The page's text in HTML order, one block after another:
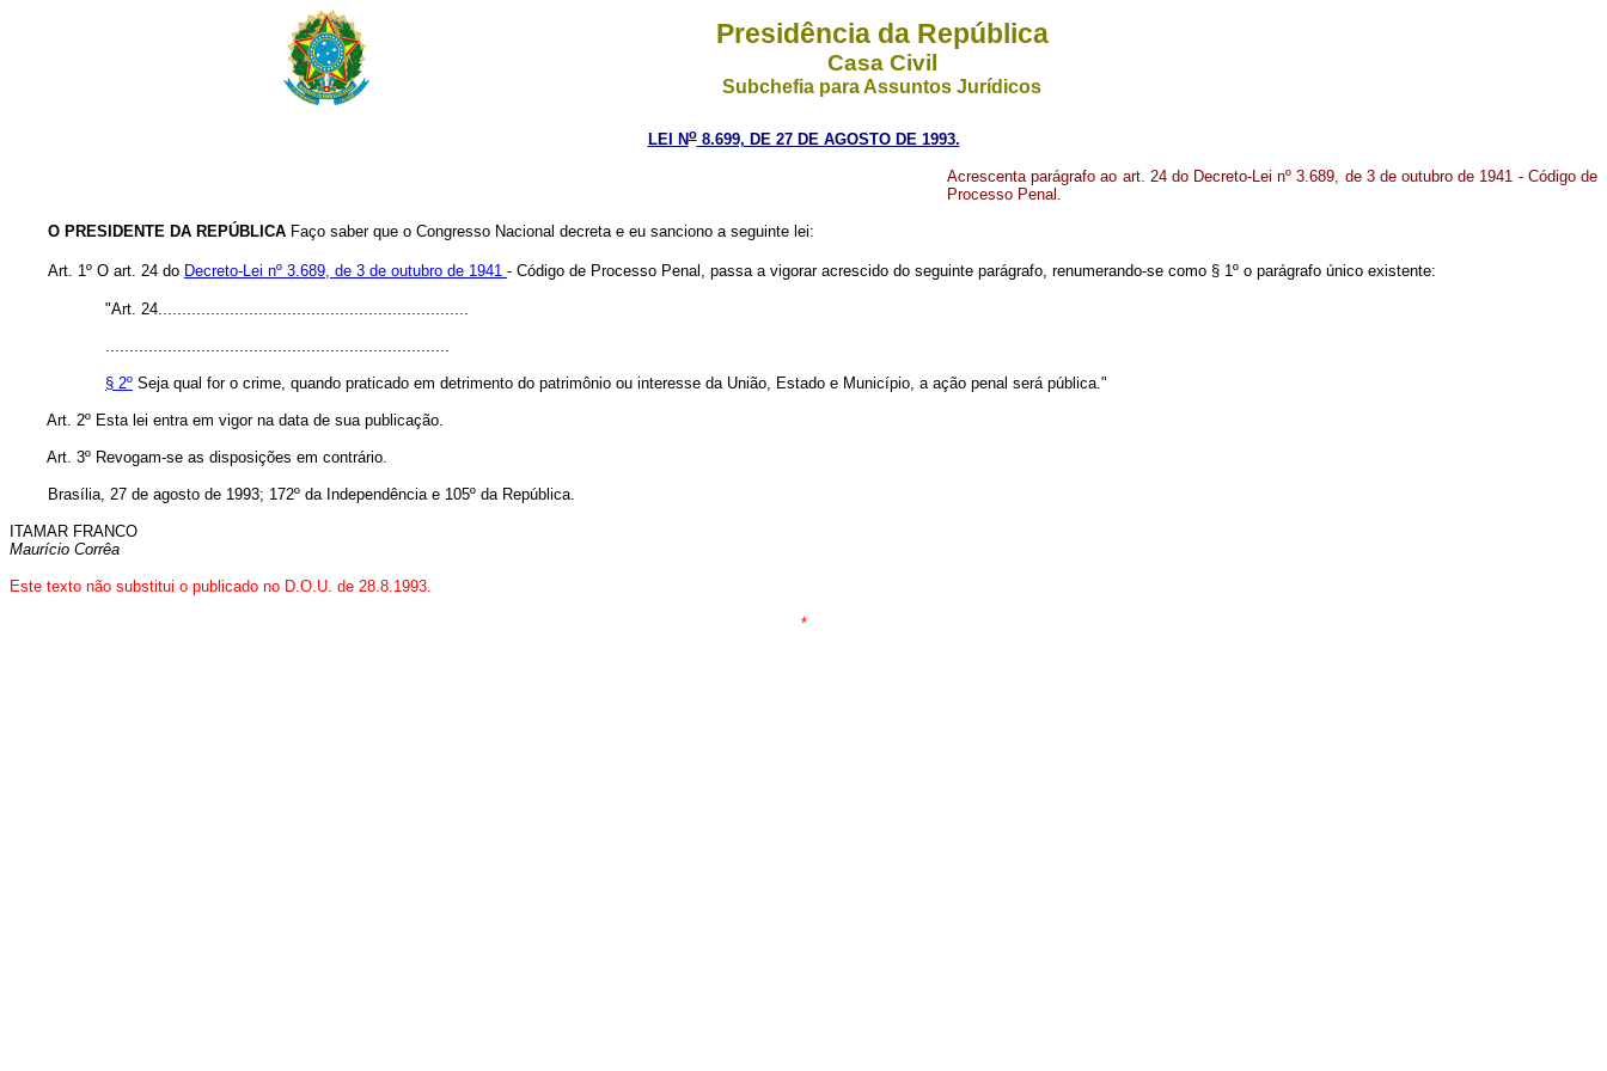
Presidência da República
Casa Civil
Subchefia para Assuntos Jurídicos
LEI No8.699, DE 27 DE AGOSTO DE 1993.
Acrescenta parágrafo ao art. 24 do Decreto-Lei nº 3.689, de 3 de outubro de 1941 - Código de
Processo Penal.
O PRESIDENTE DA REPÚBLICA Faço saber que o Congresso Nacional decreta e eu sanciono a seguinte lei:
Art. 1º O art. 24 do Decreto-Lei nº 3.689, de 3 de outubro de 1941 - Código de Processo Penal, passa a vigorar acrescido do seguinte parágrafo, renumerando-se como § 1º o parágrafo único existente:
"Art. 24.................................................................
........................................................................
§ 2º Seja qual for o crime, quando praticado em detrimento do patrimônio ou interesse da União, Estado e Município, a ação penal será pública."
Art. 2º Esta lei entra em vigor na data de sua publicação.
Art. 3º Revogam-se as disposições em contrário.
Brasília, 27 de agosto de 1993; 172º da Independência e 105º da República.
ITAMAR FRANCO
Maurício Corrêa
Este texto não substitui o publicado no D.O.U. de 28.8.1993.
*